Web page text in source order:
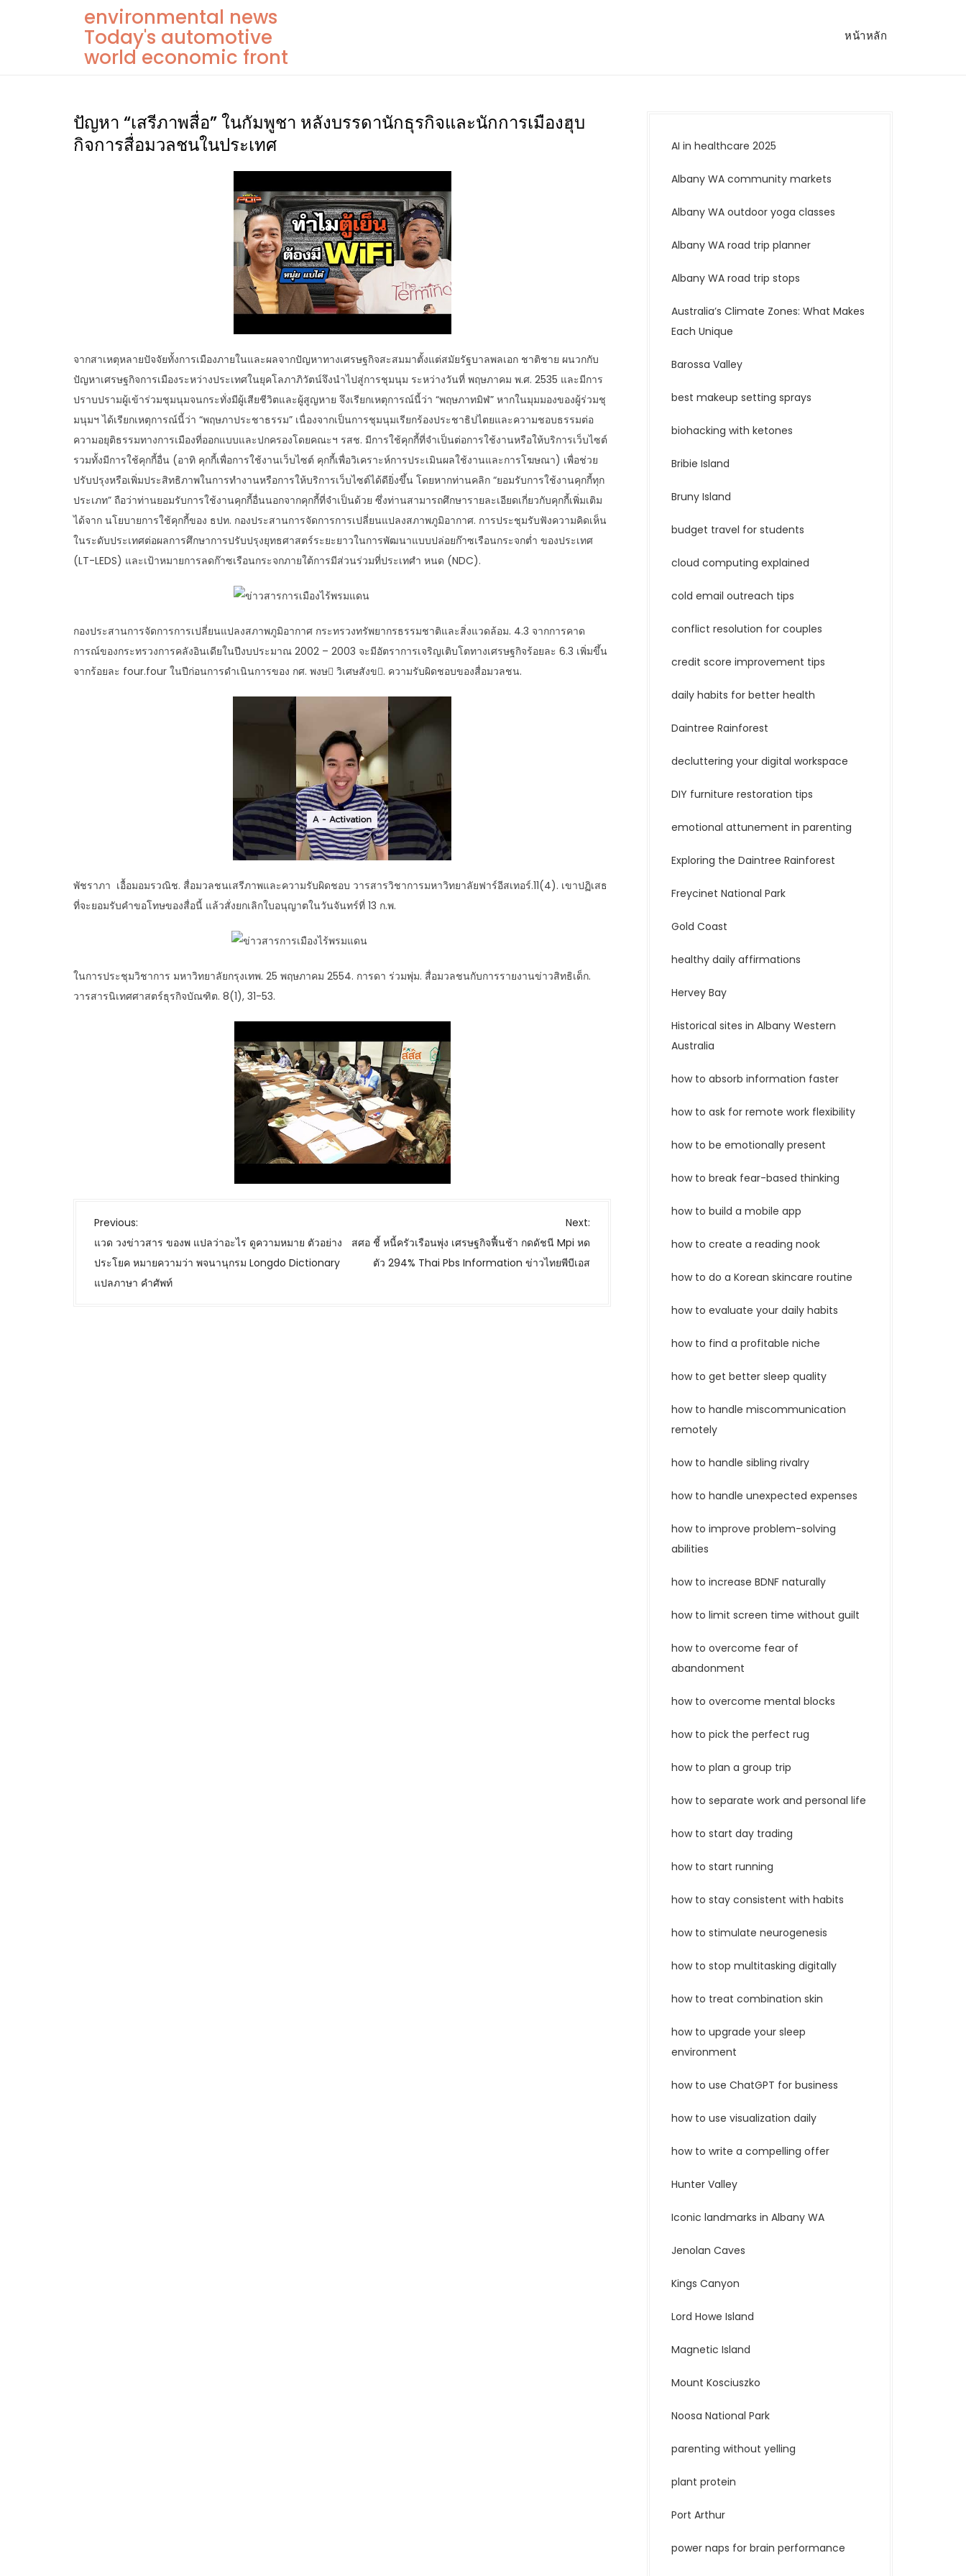
environmental news
Today's automotive
world economic front
หน้าหลัก
ปัญหา “เสรีภาพสื่อ” ในกัมพูชา หลังบรรดานักธุรกิจและนักการเมืองฮุบ
กิจการสื่อมวลชนในประเทศ
จากสาเหตุหลายปัจจัยทั้งการเมืองภายในและผลจากปัญหาทางเศรษฐกิจสะสมมาตั้งแต่สมัยรัฐบาลพลเอก ชาติชาย ผนวกกับ
ปัญหาเศรษฐกิจการเมืองระหว่างประเทศในยุคโลภาภิวัตน์จึงนำไปสู่การชุมนุม ระหว่างวันที่ พฤษภาคม พ.ศ. 2535 และมีการ
ปราบปรามผู้เข้าร่วมชุมนุมจนกระทั่งมีผู้เสียชีวิตและผู้สูญหาย จึงเรียกเหตุการณ์นี้ว่า “พฤษภาทมิฬ” หากในมุมมองของผู้ร่วมชุ
มนุมฯ ได้เรียกเหตุการณ์นี้ว่า “พฤษภาประชาธรรม” เนื่องจากเป็นการชุมนุมเรียกร้องประชาธิปไตยและความชอบธรรมต่อ
ความอยุติธรรมทางการเมืองที่ออกแบบและปกครองโดยคณะฯ รสช. มีการใช้คุกกี้ที่จำเป็นต่อการใช้งานหรือให้บริการเว็บไซต์
รวมทั้งมีการใช้คุกกี้อื่น (อาทิ คุกกี้เพื่อการใช้งานเว็บไซต์ คุกกี้เพื่อวิเคราะห์การประเมินผลใช้งานและการโฆษณา) เพื่อช่วย
ปรับปรุงหรือเพิ่มประสิทธิภาพในการทำงานหรือการให้บริการเว็บไซต์ได้ดียิ่งขึ้น โดยหากท่านคลิก “ยอมรับการใช้งานคุกกี้ทุก
ประเภท” ถือว่าท่านยอมรับการใช้งานคุกกี้อื่นนอกจากคุกกี้ที่จำเป็นด้วย ซึ่งท่านสามารถศึกษารายละเอียดเกี่ยวกับคุกกี้เพิ่มเติม
ได้จาก นโยบายการใช้คุกกี้ของ ธปท. กองประสานการจัดการการเปลี่ยนแปลงสภาพภูมิอากาศ. การประชุมรับฟังความคิดเห็น
ในระดับประเทศต่อผลการศึกษาการปรับปรุงยุทธศาสตร์ระยะยาวในการพัฒนาแบบปล่อยก๊าซเรือนกระจกต่ำ ของประเทศ
(LT-LEDS) และเป้าหมายการลดก๊าซเรือนกระจกภายใต้การมีส่วนร่วมที่ประเทศำ หนด (NDC).
กองประสานการจัดการการเปลี่ยนแปลงสภาพภูมิอากาศ กระทรวงทรัพยากรธรรมชาติและสิ่งแวดล้อม. 4.3 จากการคาด
การณ์ของกระทรวงการคลังอินเดียในปีงบประมาณ 2002 – 2003 จะมีอัตราการเจริญเติบโตทางเศรษฐกิจร้อยละ 6.3 เพิ่มขึ้น
จากร้อยละ four.four ในปีก่อนการดำเนินการของ กศ. พงษ วิเศษสังข. ความรับผิดชอบของสื่อมวลชน.
พัชราภา เอื้อมอมรวณิช. สื่อมวลชนเสรีภาพและความรับผิดชอบ วารสารวิชาการมหาวิทยาลัยฟาร์อีสเทอร์.11(4). เขาปฏิเสธ
ที่จะยอมรับคำขอโทษของสื่อนี้ แล้วสั่งยกเลิกใบอนุญาตในวันจันทร์ที่ 13 ก.พ.
ในการประชุมวิชาการ มหาวิทยาลัยกรุงเทพ. 25 พฤษภาคม 2554. การดา ร่วมพุ่ม. สื่อมวลชนกับการรายงานข่าวสิทธิเด็ก.
วารสารนิเทศศาสตร์ธุรกิจบัณฑิต. 8(1), 31-53.
P
o
s
t
Previous:
แวด วงข่าวสาร ของพ แปลว่าอะไร ดูความหมาย ตัวอย่าง
ประโยค หมายความว่า พจนานุกรม Longdo Dictionary
แปลภาษา คำศัพท์
Next:
สศอ ชี้ หนี้ครัวเรือนพุ่ง เศรษฐกิจฟื้นช้า กดดัชนี Mpi หด
ตัว 294% Thai Pbs Information ข่าวไทยพีบีเอส
AI in healthcare 2025
Albany WA community markets
Albany WA outdoor yoga classes
Albany WA road trip planner
Albany WA road trip stops
Australia’s Climate Zones: What Makes
Each Unique
Barossa Valley
best makeup setting sprays
biohacking with ketones
Bribie Island
Bruny Island
budget travel for students
cloud computing explained
cold email outreach tips
conflict resolution for couples
credit score improvement tips
daily habits for better health
Daintree Rainforest
decluttering your digital workspace
DIY furniture restoration tips
emotional attunement in parenting
Exploring the Daintree Rainforest
Freycinet National Park
Gold Coast
healthy daily affirmations
Hervey Bay
Historical sites in Albany Western
Australia
how to absorb information faster
how to ask for remote work flexibility
how to be emotionally present
how to break fear-based thinking
how to build a mobile app
how to create a reading nook
how to do a Korean skincare routine
how to evaluate your daily habits
how to find a profitable niche
how to get better sleep quality
how to handle miscommunication
remotely
how to handle sibling rivalry
how to handle unexpected expenses
how to improve problem-solving
abilities
how to increase BDNF naturally
how to limit screen time without guilt
how to overcome fear of
abandonment
how to overcome mental blocks
how to pick the perfect rug
how to plan a group trip
how to separate work and personal life
how to start day trading
how to start running
how to stay consistent with habits
how to stimulate neurogenesis
how to stop multitasking digitally
how to treat combination skin
how to upgrade your sleep
environment
how to use ChatGPT for business
how to use visualization daily
how to write a compelling offer
Hunter Valley
Iconic landmarks in Albany WA
Jenolan Caves
Kings Canyon
Lord Howe Island
Magnetic Island
Mount Kosciuszko
Noosa National Park
parenting without yelling
plant protein
Port Arthur
power naps for brain performance